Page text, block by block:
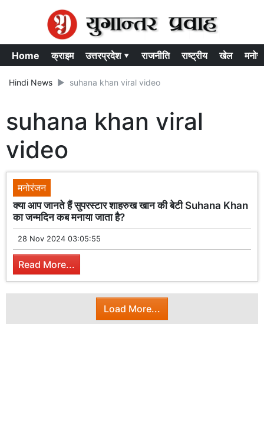
Home क्राइम उत्तरप्रदेश ▾ राजनीति राष्ट्रीय खेल
Hindi News suhana khan viral video
suhana khan viral
video
मनोरंजन
क्या आप जानते हैं सुपरस्टार शाहरुख खान की बेटी Suhana Khan
का जन्मदिन कब मनाया जाता है?
28 Nov 2024 03:05:55
Read More...
Load More...